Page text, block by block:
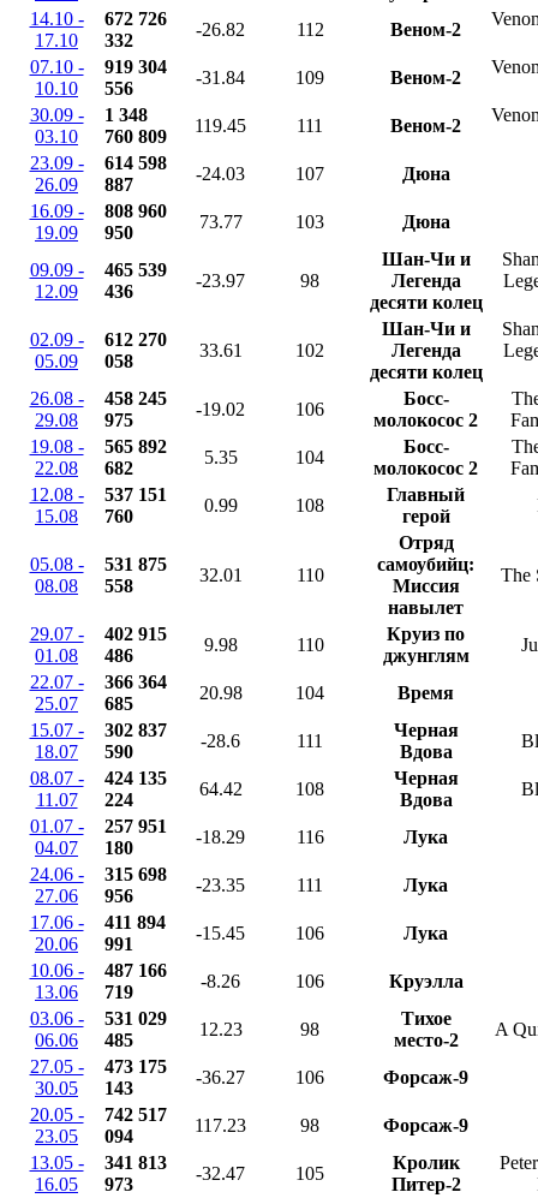
14.10 -
17.10
672 726
332
-26.82 112 Веном-2
07.10 -
10.10
919 304
556
-31.84 109 Веном-2
30.09 -
03.10
1 348
760 809
119.45 111 Веном-2
23.09 -
26.09
614 598
887
-24.03 107
Дюна
16.09 -
19.09
808 960
950
73.77 103 Дюна
09.09 -
12.09
465 539
436
-23.97 98
Шан-Чи и
Легенда
десяти колец
02.09 -
05.09
612 270
058
33.61 102
Шан-Чи и
Легенда
десяти колец
26.08 -
29.08
458 245
975
-19.02 106
Босс-
молокосос 2
19.08 -
22.08
565 892
682
5.35 104
Босс-
молокосос 2
12.08 -
15.08
537 151
760
0.99 108
Главный
герой
05.08 -
08.08
531 875
558
32.01 110
Отряд
самоубийц:
Миссия
навылет
The
29.07 -
01.08
402 915
486
9.98 110
Круиз по
джунглям
22.07 -
25.07
366 364
685
20.98 104
Время
15.07 -
18.07
302 837
590
-28.6 111
Черная
Вдова
08.07 -
11.07
424 135
224
64.42 108
Черная
Вдова
01.07 -
04.07
257 951
180
-18.29 116
Лука
24.06 -
27.06
315 698
956
-23.35 111
Лука
17.06 -
20.06
411 894
991
-15.45 106
Лука
10.06 -
13.06
487 166
719
-8.26 106
Круэлла
03.06 -
06.06
531 029
485
12.23 98
Тихое
место-2
A
27.05 -
30.05
473 175
143
-36.27 106
Форсаж-9
20.05 -
23.05
742 517
094
117.23 98
Форсаж-9
13.05 -
16.05
341 813
973
-32.47 105
Кролик
Питер-2